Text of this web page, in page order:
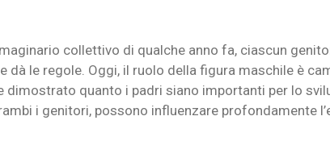
collettivo di qualche anno fa, ciascun
le regole. Oggi, il ruolo della figura maschile è
dimostrato quanto i padri siano importanti per lo
i genitori, possono influenzare profondamente